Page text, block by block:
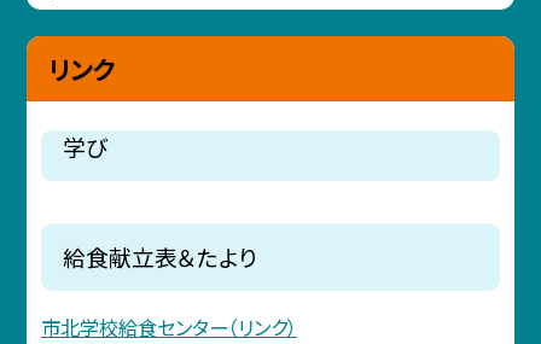
リンク
学び
給食献立表＆たより
市北学校給食センター（リンク）